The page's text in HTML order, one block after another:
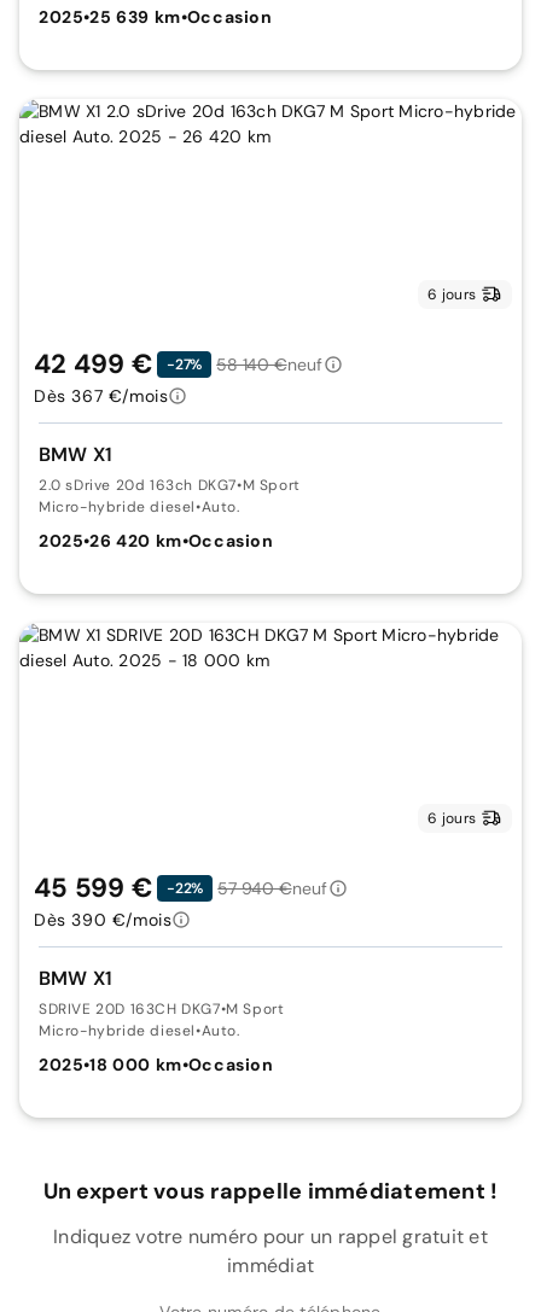
2025•25 639 km•Occasion
6 jours
BMW X1
2.0 sDrive 20d 163ch DKG7•M Sport
Micro-hybride diesel•Auto.
2025•26 420 km•Occasion
42 499 € -27% 58 140 €neuf
Dès 367 €/mois
6 jours
BMW X1
SDRIVE 20D 163CH DKG7•M Sport
Micro-hybride diesel•Auto.
2025•18 000 km•Occasion
45 599 € -22% 57 940 €neuf
Dès 390 €/mois
Un expert vous rappelle immédiatement !
Indiquez votre numéro pour un rappel gratuit et
immédiat